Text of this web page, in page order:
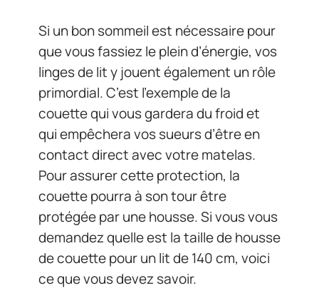
Si un bon sommeil est nécessaire pour
que vous fassiez le plein d’énergie, vos
linges de lit y jouent également un rôle
primordial. C’est l’exemple de la
couette qui vous gardera du froid et
qui empêchera vos sueurs d’être en
contact direct avec votre matelas.
Pour assurer cette protection, la
couette pourra à son tour être
protégée par une housse. Si vous vous
demandez quelle est la taille de housse
de couette pour un lit de 140 cm, voici
ce que vous devez savoir.